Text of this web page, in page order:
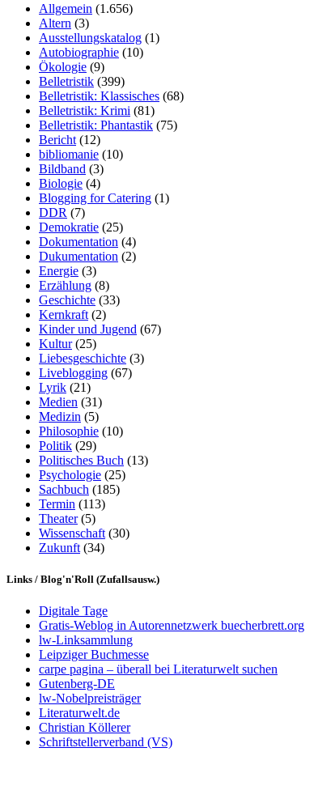
Allgemein (1.656)
Altern (3)
Ausstellungskatalog (1)
Autobiographie (10)
Ökologie (9)
Belletristik (399)
Belletristik: Klassisches (68)
Belletristik: Krimi (81)
Belletristik: Phantastik (75)
Bericht (12)
bibliomanie (10)
Bildband (3)
Biologie (4)
Blogging for Catering (1)
DDR (7)
Demokratie (25)
Dokumentation (4)
Dukumentation (2)
Energie (3)
Erzählung (8)
Geschichte (33)
Kernkraft (2)
Kinder und Jugend (67)
Kultur(25)
Liebesgeschichte (3)
Liveblogging (67)
Lyrik (21)
Medien (31)
Medizin (5)
Philosophie (10)
Politik (29)
Politisches Buch (13)
Psychologie (25)
Sachbuch (185)
Termin (113)
Theater(5)
Wissenschaft (30)
Zukunft (34)
Links / Blog'n'Roll (Zufallsausw.)
Digitale Tage
Gratis-Weblog in Autorennetzwerk buecherbrett.org
lw-Linksammlung
Leipziger Buchmesse
carpe pagina – überall bei Literaturwelt suchen
Gutenberg-DE
lw-Nobelpreisträger
Literaturwelt.de
Christian Köllerer
Schriftstellerverband (VS)